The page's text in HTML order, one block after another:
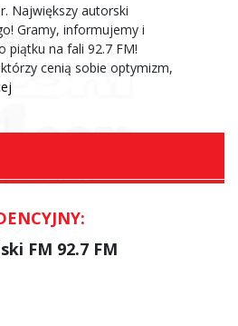
Największy autorski
Gramy, informujemy i
piątku na fali 92.7 FM!
cenią sobie optymizm,
FM 92.7 FM